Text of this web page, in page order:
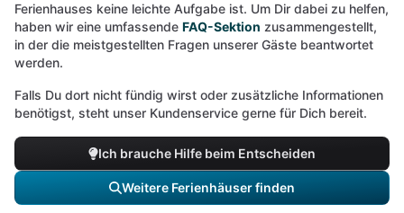
Ferienhauses keine leichte Aufgabe ist. Um Dir dabei zu helfen,
haben wir eine umfassende FAQ-Sektion zusammengestellt,
in der die meistgestellten Fragen unserer Gäste beantwortet
werden.
Falls Du dort nicht fündig wirst oder zusätzliche Informationen
benötigst, steht unser Kundenservice gerne für Dich bereit.
Ich brauche Hilfe beim Entscheiden
Weitere Ferienhäuser finden